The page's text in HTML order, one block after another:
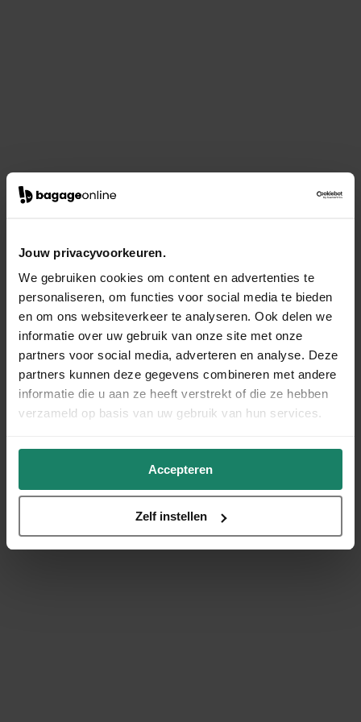
Jouw privacyvoorkeuren.
We gebruiken cookies om content en advertenties te
personaliseren, om functies voor social media te bieden
en om ons websiteverkeer te analyseren. Ook delen we
informatie over uw gebruik van onze site met onze
partners voor social media, adverteren en analyse. Deze
partners kunnen deze gegevens combineren met andere
informatie die u aan ze heeft verstrekt of die ze hebben
verzameld op basis van uw gebruik van hun services.
Accepteren
Zelf instellen